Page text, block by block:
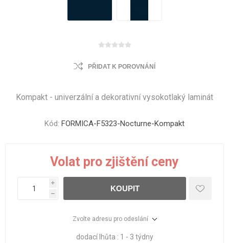
PŘIDAT K POROVNÁNÍ
Kompakt - univerzální a dekorativní vysokotlaký laminát
Kód: FORMICA-F5323-Nocturne-Kompakt
Volat pro zjištění ceny
i
h
KOUPIT
Zvolte adresu pro odeslání
dodací lhůta : 1 - 3 týdny